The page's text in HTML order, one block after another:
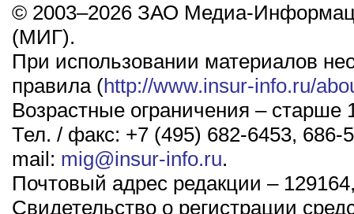
© 2003–2026 ЗАО Медиа-
(МИГ).
При использовании материалов
правила (http://www.insur-info.ru/
Возрастные ограничения – старше
Тел. / факс: +7 (495) 682-6453, 686-
mail: mig@insur-info.ru.
Почтовый адрес редакции –
Свидетельство о регистрации